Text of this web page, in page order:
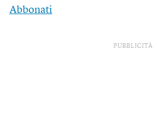
Abbonati
PUBBLICITÀ